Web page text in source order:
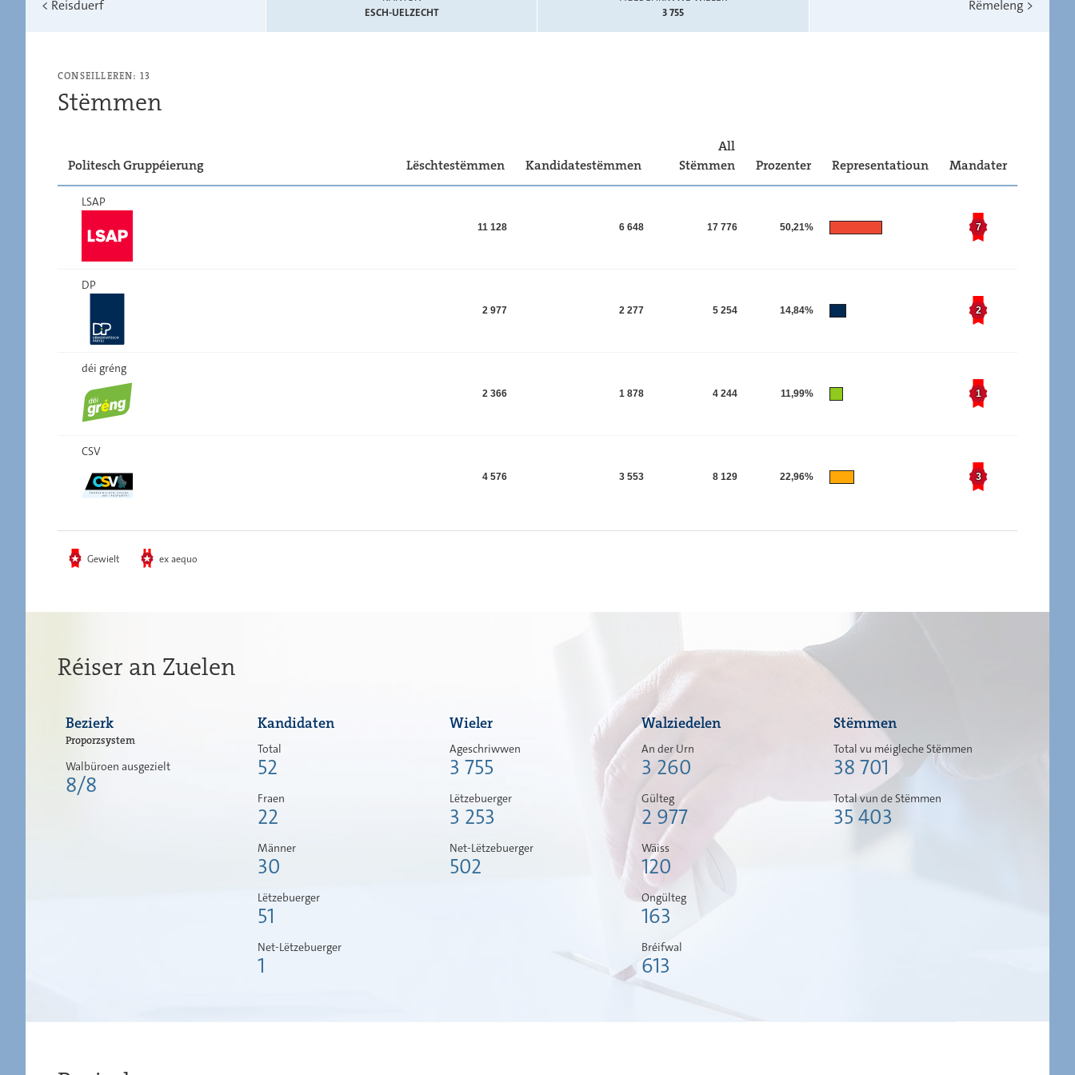
< Reisduerf Rëmeleng >
ESCH-UELZECHT
3 755
CONSEILLEREN: 13
Stëmmen
Politesch Gruppéierung Lëschtestëmmen Kandidatestëmmen
All
Stëmmen
Prozenter Representatioun Mandater
LSAP
11 128 6 648 17 776 50,21% 7
DP
2 977 2 277 5 254 14,84% 2
déi gréng
2 366 1 878 4 244 11,99% 1
CSV
4 576 3 553 8 129 22,96% 3
Gewielt ex aequo
Réiser an Zuelen
Bezierk
Proporzsystem
Walbüroen ausgezielt
8/8
Kandidaten
Total
52
Fraen
22
Männer
30
Lëtzebuerger
51
Net-Lëtzebuerger
1
Wieler
Ageschriwwen
3 755
Lëtzebuerger
3 253
Net-Lëtzebuerger
502
Walziedelen
An der Urn
3 260
Gülteg
2 977
Wäiss
120
Ongülteg
163
Bréifwal
613
Stëmmen
Total vu méigleche Stëmmen
38 701
Total vun de Stëmmen
35 403